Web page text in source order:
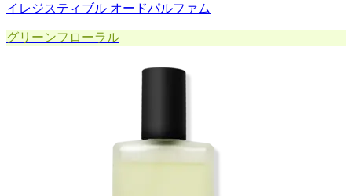
イレジスティブル オードパルファム
グリーンフローラル